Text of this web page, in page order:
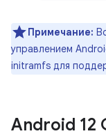
Примечание:
управлением
initramfs для
Android 12